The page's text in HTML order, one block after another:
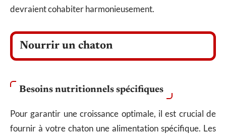
devraient cohabiter harmonieusement.
Nourrir un chaton
Besoins nutritionnels spécifiques
Pour garantir une croissance optimale, il est crucial de
fournir à votre chaton une alimentation spécifique. Les